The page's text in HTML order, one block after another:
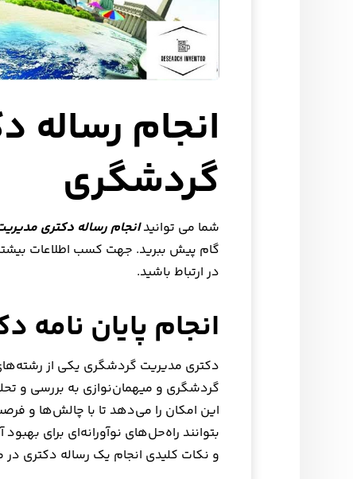
انجام رساله
گردشگری
شما می توانیدانجام رساله دکتری
گام پیش ببرید. جهت کسب اطلاعات
در ارتباط باشید.
انجام پایان
دکتری مدیریت گردشگری یکی از
گردشگری و میهمان‌نوازی به بررسی و
این امکان را می‌دهد تا با چالش‌ها و
بتوانند راه‌حل‌های نوآورانه‌ای برای
و نکات کلیدی انجام یک رساله دکتری